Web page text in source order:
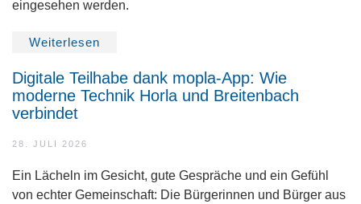
eingesehen werden.
Weiterlesen
Digitale Teilhabe dank mopla-App: Wie
moderne Technik Horla und Breitenbach
verbindet
28. JULI 2026
Ein Lächeln im Gesicht, gute Gespräche und ein Gefühl
von echter Gemeinschaft: Die Bürgerinnen und Bürger aus